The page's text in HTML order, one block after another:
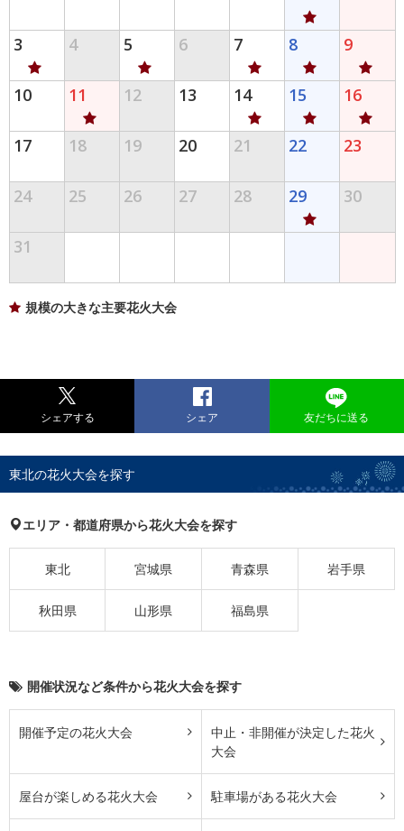
3 4 5 6 7 8 9
10 11 12 13 14 15 16
17 18 19 20 21 22 23
24 25 26 27 28 29 30
31
規模の大きな主要花火大会
シェアする シェア 友だちに送る
東北の花火大会を探す
エリア・都道府県から花火大会を探す
東北 宮城県 青森県 岩手県
秋田県 山形県 福島県
開催状況など条件から花火大会を探す
開催予定の花火大会
中止・非開催が決定した花火
大会
屋台が楽しめる花火大会 駐車場がある花火大会